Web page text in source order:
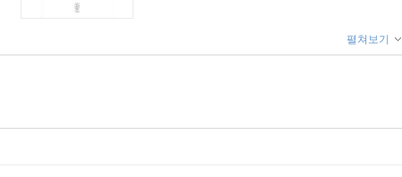
펼쳐보기